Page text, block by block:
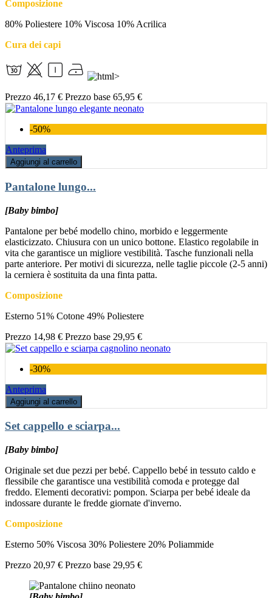
Composizione
80% Poliestere 10% Viscosa 10% Acrilica
Cura dei capi
Prezzo 46,17 € Prezzo base 65,95 €
-50%
Anteprima
Aggiungi al carrello
Pantalone lungo...
[Baby bimbo]
Pantalone per bebé modello chino, morbido e leggermente
elasticizzato. Chiusura con un unico bottone. Elastico regolabile in
vita che garantisce un migliore vestibilità. Tasche funzionali nella
parte anteriore. Per motivi di sicurezza, nelle taglie piccole (2-5 anni)
la cerniera è sostituita da una finta patta.
Composizione
Esterno 51% Cotone 49% Poliestere
Prezzo 14,98 € Prezzo base 29,95 €
-30%
Anteprima
Aggiungi al carrello
Set cappello e sciarpa...
[Baby bimbo]
Originale set due pezzi per bebé. Cappello bebé in tessuto caldo e
flessibile che garantisce una vestibilità comoda e protegge dal
freddo. Elementi decorativi: pompon. Sciarpa per bebé ideale da
indossare durante le fredde giornate d'inverno.
Composizione
Esterno 50% Viscosa 30% Poliestere 20% Poliammide
Prezzo 20,97 € Prezzo base 29,95 €